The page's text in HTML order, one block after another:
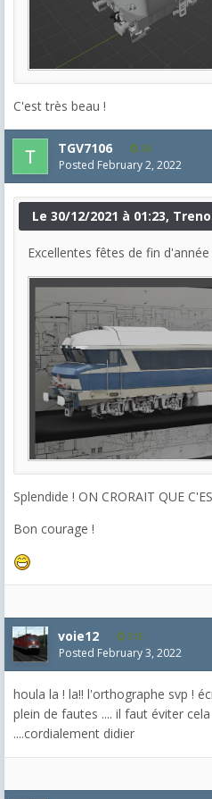
C'est très beau !
TGV7106 26
Posted February 2, 2022
Le 30/12/2021 à 01:23,
Excellentes fêtes de fin
Splendide ! ON CRORAIT QUE
Bon courage !
voie12 515
Posted February 3, 2022
houla la ! la!! l'orthographe svp !
plein de fautes .... il faut éviter
....cordialement didier